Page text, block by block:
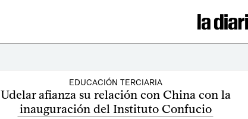
EDUCACIÓN TERCIARIA
Udelar afianza su relación con China con la
inauguración del Instituto Confucio